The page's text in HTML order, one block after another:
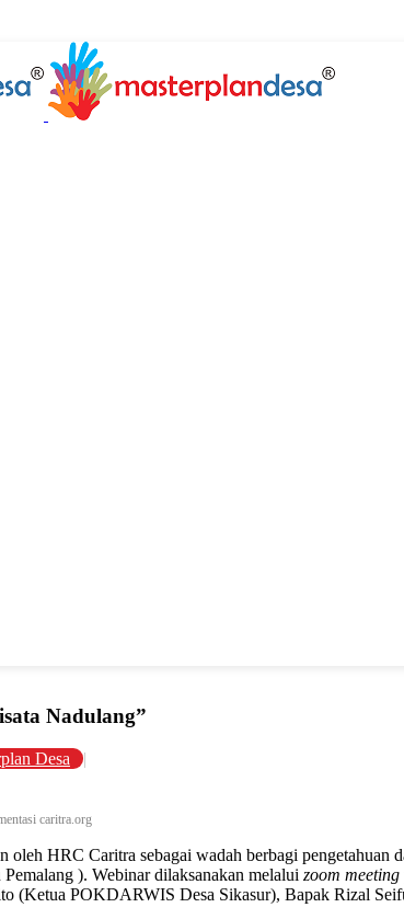
Nadulang”
Desa
|
caritra.org
HRC Caritra sebagai wadah berbagi
). Webinar dilaksanakan melalui zoom meeting
(Ketua POKDARWIS Desa Sikasur), Bapak Rizal